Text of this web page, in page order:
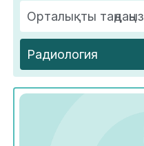
Орталықты таңдаңыз
Радиология